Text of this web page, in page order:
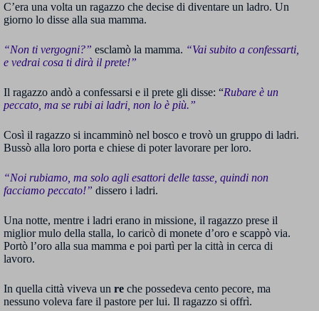
C’era una volta un ragazzo che decise di diventare un ladro. Un
giorno lo disse alla sua mamma.
“Non ti vergogni?” esclamò la mamma. “Vai subito a confessarti,
e vedrai cosa ti dirà il prete!”
Il ragazzo andò a confessarsi e il prete gli disse: “Rubare è un
peccato, ma se rubi ai ladri, non lo è più.”
Così il ragazzo si incamminò nel bosco e trovò un gruppo di ladri.
Bussò alla loro porta e chiese di poter lavorare per loro.
“Noi rubiamo, ma solo agli esattori delle tasse, quindi non
facciamo peccato!” dissero i ladri.
Una notte, mentre i ladri erano in missione, il ragazzo prese il
miglior mulo della stalla, lo caricò di monete d’oro e scappò via.
Portò l’oro alla sua mamma e poi partì per la città in cerca di
lavoro.
In quella città viveva un re che possedeva cento pecore, ma
nessuno voleva fare il pastore per lui. Il ragazzo si offrì.